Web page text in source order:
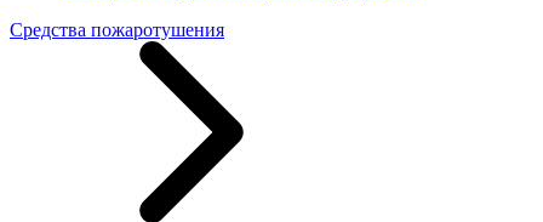
Средства пожаротушения